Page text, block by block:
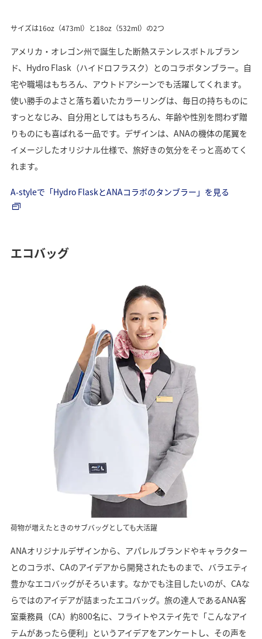
サイズは16oz（473ml）と18oz（532ml）の2つ
アメリカ・オレゴン州で誕生した断熱ステンレスボトルブラン
ド、Hydro Flask（ハイドロフラスク）とのコラボタンブラー。自
宅や職場はもちろん、アウトドアシーンでも活躍してくれます。
使い勝手のよさと落ち着いたカラーリングは、毎日の持ちものに
すっとなじみ、自分用としてはもちろん、年齢や性別を問わず贈
りものにも喜ばれる一品です。デザインは、ANAの機体の尾翼を
イメージしたオリジナル仕様で、旅好きの気分をそっと高めてく
れます。
A-styleで「Hydro FlaskとANAコラボのタンブラー」を見る
エコバッグ
荷物が増えたときのサブバッグとしても大活躍
ANAオリジナルデザインから、アパレルブランドやキャラクター
とのコラボ、CAのアイデアから開発されたものまで、バラエティ
豊かなエコバッグがそろいます。なかでも注目したいのが、CAな
らではのアイデアが詰まったエコバッグ。旅の達人であるANA客
室乗務員（CA）約800名に、フライトやステイ先で「こんなアイ
テムがあったら便利」というアイデアをアンケートし、その声を